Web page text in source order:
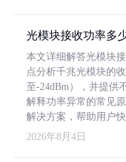
光模块接收功率多
本文详细解答光模块
点分析千兆光模块的
至-24dBm），并提供
解释功率异常的常见
解决方案，帮助用户
2026年8月4日